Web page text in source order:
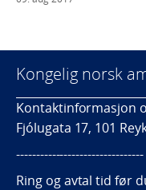
Kongelig norsk
Kontaktinformasjon
Fjólugata 17, 101
--------------------------------
Ring og avtal tid før